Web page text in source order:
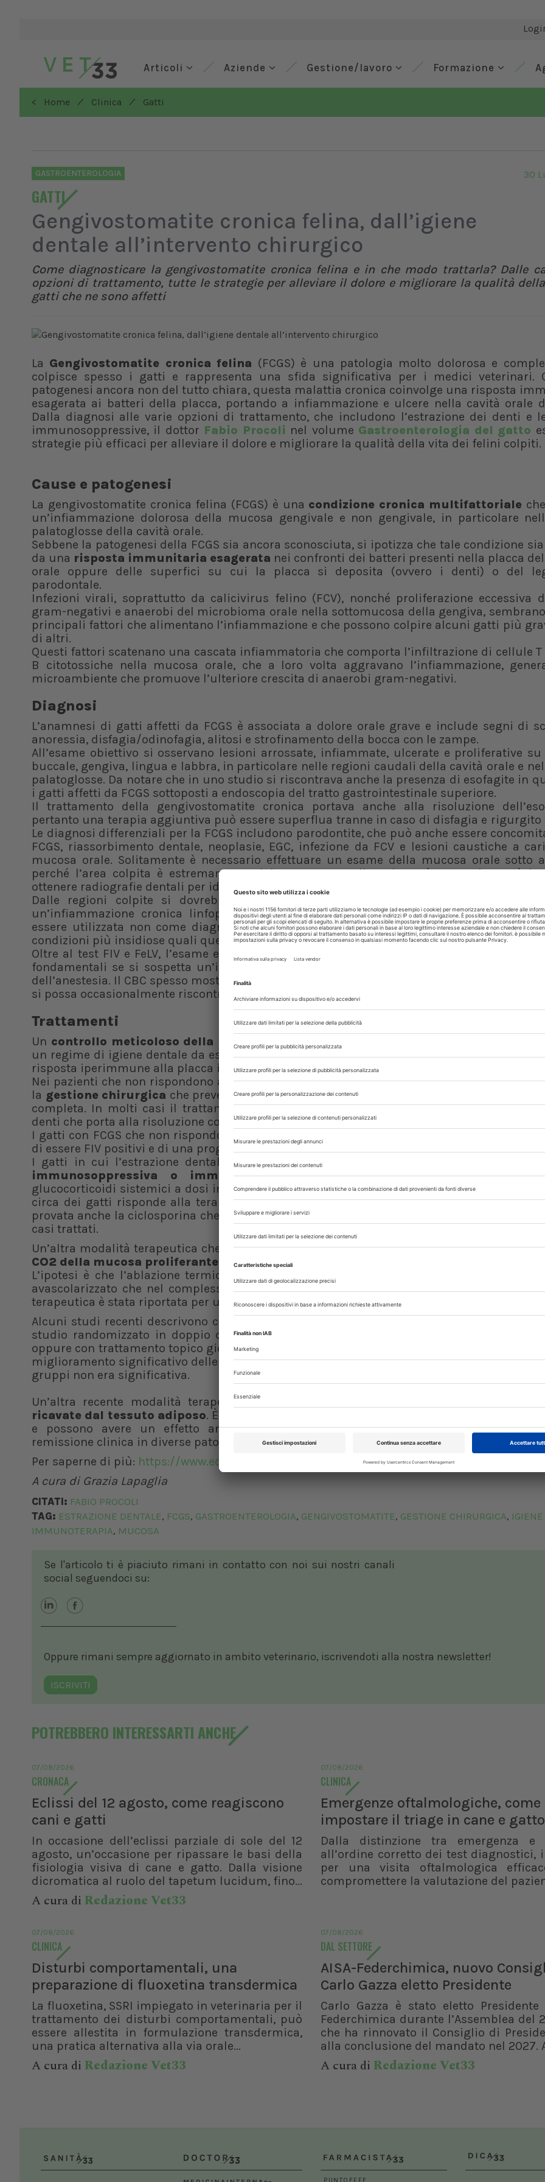
Articoli Aziende Gestione/lavoro Formazione
< Home / Clinica / Gatti
GASTROENTEROLOGIA
GATTI
30
Gengivostomatite cronica felina, dall’igiene
dentale all’intervento chirurgico
Come diagnosticare la gengivostomatite cronica felina e in che modo trattarla? Dalle
opzioni di trattamento, tutte le strategie per alleviare il dolore e migliorare la qualità
gatti che ne sono affetti
La Gengivostomatite cronica felina (FCGS) è una patologia molto dolorosa e
colpisce spesso i gatti e rappresenta una sfida significativa per i medici veterinari.
patogenesi ancora non del tutto chiara, questa malattia cronica coinvolge una risposta
esagerata ai batteri della placca, portando a infiammazione e ulcere nella cavità orale
Dalla diagnosi alle varie opzioni di trattamento, che includono l’estrazione dei denti e
immunosoppressive, il dottor Fabio Procoli nel volume Gastroenterologia del gatto
strategie più efficaci per alleviare il dolore e migliorare la qualità della vita dei felini colpiti.
Cause e patogenesi
La gengivostomatite cronica felina (FCGS) è una condizione cronica multifattoriale
un’infiammazione dolorosa della mucosa gengivale e non gengivale, in particolare
palatoglosse della cavità orale.
Sebbene la patogenesi della FCGS sia ancora sconosciuta, si ipotizza che tale condizione
da una risposta immunitaria esagerata nei confronti dei batteri presenti nella placca
orale oppure delle superfici su cui la placca si deposita (ovvero i denti) o del
parodontale.
Infezioni virali, soprattutto da calicivirus felino (FCV), nonché proliferazione eccessiva
gram-negativi e anaerobi del microbioma orale nella sottomucosa della gengiva,
principali fattori che alimentano l’infiammazione e che possono colpire alcuni gatti più
di altri.
Questi fattori scatenano una cascata infiammatoria che comporta l’infiltrazione di cellule T
B citotossiche nella mucosa orale, che a loro volta aggravano l’infiammazione,
microambiente che promuove l’ulteriore crescita di anaerobi gram-negativi.
Diagnosi
L’anamnesi di gatti affetti da FCGS è associata a dolore orale grave e include segni di
anoressia, disfagia/odinofagia, alitosi e strofinamento della bocca con le zampe.
All’esame obiettivo si osservano lesioni arrossate, infiammate, ulcerate e proliferative su
buccale, gengiva, lingua e labbra, in particolare nelle regioni caudali della cavità orale e
palatoglosse. Da notare che in uno studio si riscontrava anche la presenza di esofagite in
i gatti affetti da FCGS sottoposti a endoscopia del tratto gastrointestinale superiore.
Il trattamento della gengivostomatite cronica portava anche alla risoluzione
pertanto una terapia aggiuntiva può essere superflua tranne in caso di disfagia e rigurgito
Le diagnosi differenziali per la FCGS includono parodontite, che può anche essere
FCGS, riassorbimento dentale, neoplasie, EGC, infezione da FCV e lesioni caustiche a
mucosa orale. Solitamente è necessario effettuare un esame della mucosa orale sotto
perché l’area colpita è estremamente dolorosa. Mentre il paziente è anestetizzato è
ottenere radiografie dentali per identificare il riassorbimento e la ritenzione di denti.
Dalle regioni colpite si dovrebbero prelevare campioni bioptici che tipicamente
un’infiammazione cronica linfoplasmacellulare e mista con lesioni ulcerative. La
essere utilizzata non come diagnosi definitiva, ma piuttosto come uno strumento per
condizioni più insidiose quali quelle neoplastiche.
Oltre al test FIV e FeLV, l’esame emocromocitometrico completo (CBC) e il profilo
fondamentali se si sospetta un’infezione, oltre che per verificare la stabilità del paziente
dell’anestesia. Il CBC spesso mostra leucocitosi con neutrofilia matura, sebbene nei gatti
si possa occasionalmente riscontrare anche leucopenia.
Trattamenti
Un controllo meticoloso della placca con igiene dentale frequente
un regime di igiene dentale da eseguire a casa può essere di aiuto nei pazienti che
risposta iperimmune alla placca in cavità orale.
Nei pazienti che non rispondono a un’igiene dentale accurata e al regime domestico si
la gestione chirurgica che prevede l’estrazione dei denti parziale (tutti i premolari e i
completa. In molti casi il trattamento della FCGS si basa sull’estrazione chirurgica
denti che porta alla risoluzione completa (1/3) e parziale (1/3) in circa 2/3 dei gatti colpiti.
I gatti con FCGS che non rispondono all’estrazione chirurgica dei denti hanno maggiori
di essere FIV positivi e di una prognosi più sfavorevole.
I gatti in cui l’estrazione dentale non porta a remissione necessitano di una
immunosoppressiva o immunomodulatoriache si basa sulla
glucocorticoidi sistemici a dosi immunosoppressive. Anche in questo caso, tuttavia,
circa dei gatti risponde alla terapia dopo l’estrazione completa dei denti. In qualche
provata anche la ciclosporina che ha mostrato di portare a una remissione completa nel 50-
casi trattati.
Un’altra modalità terapeutica che è stata tentata con successo consiste nell’ablazione
CO2 della mucosa proliferante
L’ipotesi è che l’ablazione termica di questo tessuto porti alla formazione di tessuto
avascolarizzato che nel complesso riduce l’infiammazione. Fino a oggi, tuttavia, questa
terapeutica è stata riportata per un unico caso di FCGS.
Alcuni studi recenti descrivono casi di remissione con la
studio randomizzato in doppio cieco condotto su un totale di 39 gatti trattati con
oppure con trattamento topico giornaliero con 0,1 MU di rFeIFN-ω, entrambi i gruppi
miglioramento significativo delle lesioni orali dopo 3 mesi di terapia; tuttavia, la differenza
gruppi non era significativa.
Un’altra recente modalità terapeutica consiste nella
ricavate dal tessuto adiposo. È stato dimostrato che le MSC si localizzano nel tessuto
e possono avere un effetto antinfiammatorio locale che aneddoticamente può
remissione clinica in diverse patologie infiammatorie croniche.
Per saperne di più: https://www.edizioniedra.it/Gastroenterologia_del_gatto.aspx
A cura di Grazia Lapaglia
CITATI: FABIO PROCOLI
TAG: ESTRAZIONE DENTALE, FCGS, GASTROENTEROLOGIA, GENGIVOSTOMATITE, GESTIONE CHIRURGICA, IGIENE
IMMUNOTERAPIA, MUCOSA
Se l'articolo ti è piaciuto rimani in contatto con noi sui nostri canali
social seguendoci su:
Oppure rimani sempre aggiornato in ambito veterinario, iscrivendoti alla nostra newsletter!
ISCRIVITI
POTREBBERO INTERESSARTI ANCHE
07/08/2026
CRONACA
Eclissi del 12 agosto, come reagiscono
cani e gatti
In occasione dell’eclissi parziale di sole del 12
agosto, un’occasione per ripassare le basi della
fisiologia visiva di cane e gatto. Dalla visione
dicromatica al ruolo del tapetum lucidum, fino...
A cura di Redazione Vet33
07/08/2026
CLINICA
Emergenze oftalmologiche, come
impostare il triage in cane e gatto
Dalla distinzione tra emergenza e
all’ordine corretto dei test diagnostici,
per una visita oftalmologica
compromettere la valutazione del
07/08/2026
CLINICA
Disturbi comportamentali, una
preparazione di fluoxetina transdermica
La fluoxetina, SSRI impiegato in veterinaria per il
trattamento dei disturbi comportamentali, può
essere allestita in formulazione transdermica,
una pratica alternativa alla via orale...
A cura di Redazione Vet33
07/08/2026
DAL SETTORE
AISA-Federchimica, nuovo
Carlo Gazza eletto Presidente
Carlo Gazza è stato eletto Presidente
Federchimica durante l’Assemblea del
che ha rinnovato il Consiglio di
alla conclusione del mandato nel 2027.
A cura di Redazione Vet33
Bologna (BO)